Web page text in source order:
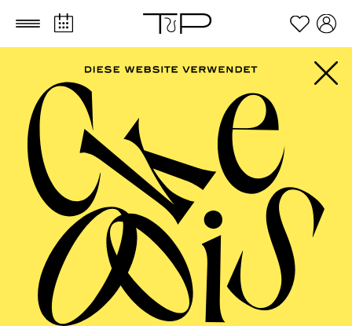
Zum Hauptinhalt springen Zum Footer springen
PHILHARMONIE